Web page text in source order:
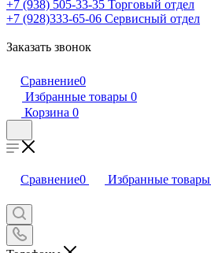
+7 (938) 505-33-35 Торговый отдел
+7 (928)333-65-06 Сервисный отдел
Заказать звонок
Сравнение0
Избранные товары 0
Корзина 0
Сравнение0 Избранные товары